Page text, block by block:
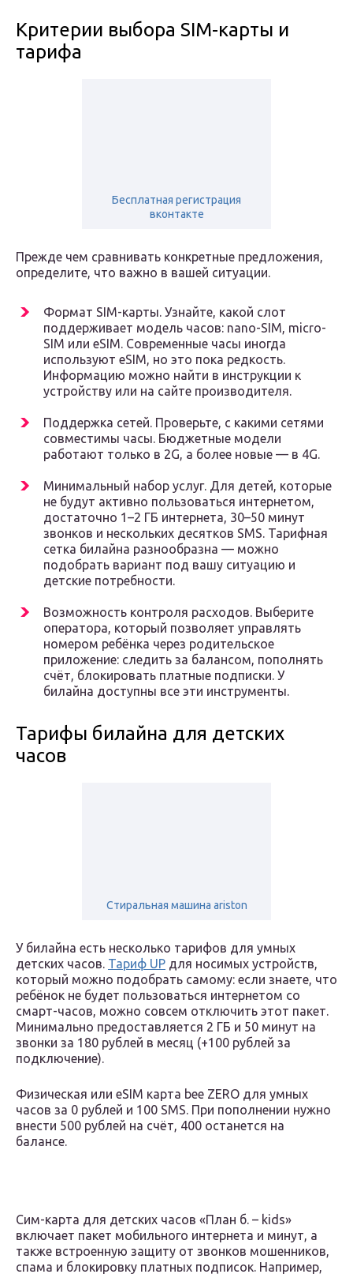
Критерии выбора SIM-карты и
тарифа
Бесплатная регистрация
вконтакте
Прежде чем сравнивать конкретные предложения,
определите, что важно в вашей ситуации.
Формат SIM-карты. Узнайте, какой слот
поддерживает модель часов: nano-SIM, micro-
SIM или eSIM. Современные часы иногда
используют eSIM, но это пока редкость.
Информацию можно найти в инструкции к
устройству или на сайте производителя.
Поддержка сетей. Проверьте, с какими сетями
совместимы часы. Бюджетные модели
работают только в 2G, а более новые — в 4G.
Минимальный набор услуг. Для детей, которые
не будут активно пользоваться интернетом,
достаточно 1–2 ГБ интернета, 30–50 минут
звонков и нескольких десятков SMS. Тарифная
сетка билайна разнообразна — можно
подобрать вариант под вашу ситуацию и
детские потребности.
Возможность контроля расходов. Выберите
оператора, который позволяет управлять
номером ребёнка через родительское
приложение: следить за балансом, пополнять
счёт, блокировать платные подписки. У
билайна доступны все эти инструменты.
Тарифы билайна для детских
часов
Стиральная машина ariston
У билайна есть несколько тарифов для умных
детских часов. Тариф UP для носимых устройств,
который можно подобрать самому: если знаете, что
ребёнок не будет пользоваться интернетом со
смарт-часов, можно совсем отключить этот пакет.
Минимально предоставляется 2 ГБ и 50 минут на
звонки за 180 рублей в месяц (+100 рублей за
подключение).
Физическая или eSIM карта bee ZERO для умных
часов за 0 рублей и 100 SMS. При пополнении нужно
внести 500 рублей на счёт, 400 останется на
балансе.
Сим-карта для детских часов «План б. – kids»
включает пакет мобильного интернета и минут, а
также встроенную защиту от звонков мошенников,
спама и блокировку платных подписок. Например,